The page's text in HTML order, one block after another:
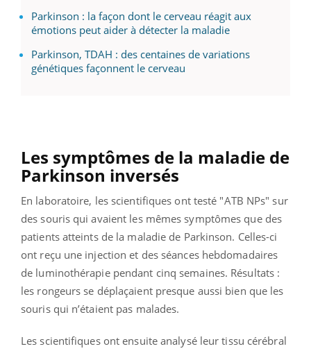
Parkinson : la façon dont le cerveau réagit aux
émotions peut aider à détecter la maladie
Parkinson, TDAH : des centaines de variations
génétiques façonnent le cerveau
Les symptômes de la maladie de
Parkinson inversés
En laboratoire, les scientifiques ont testé "ATB NPs" sur
des souris qui avaient les mêmes symptômes que des
patients atteints de la maladie de Parkinson. Celles-ci
ont reçu une injection et des séances hebdomadaires
de luminothérapie pendant cinq semaines. Résultats :
les rongeurs se déplaçaient presque aussi bien que les
souris qui n’étaient pas malades.
Les scientifiques ont ensuite analysé leur tissu cérébral